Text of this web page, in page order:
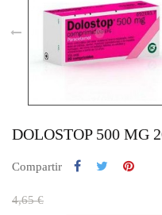
DOLOSTOP 500 MG
Compartir
4,65 €